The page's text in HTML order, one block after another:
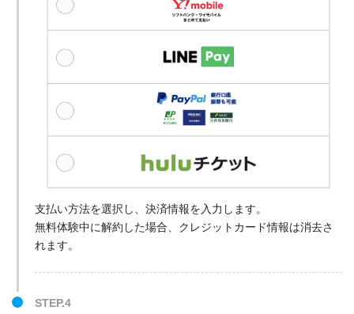
支払い方法を選択し、決済情報を入力します。
無料体験中に解約した場合、クレジットカード情報は消去さ
れます。
STEP.4